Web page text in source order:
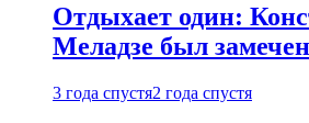
Отдыхает один:
Меладзе был
3 года спустя2 года спустя